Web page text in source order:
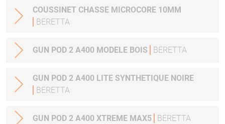
COUSSINET CHASSE MICROCORE 10MM
BERETTA
GUN POD 2 A400 MODELE BOIS BERETTA
GUN POD 2 A400 LITE SYNTHETIQUE NOIRE
BERETTA
GUN POD 2 A400 XTREME MAX5 BERETTA